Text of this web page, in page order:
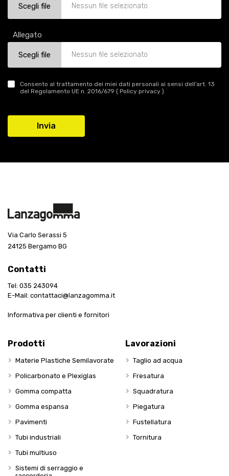
Nessun file selezionato
Scegli file
Allegato
Nessun file selezionato
Scegli file
Consento al trattamento dei miei dati personali ai sensi dell’art. 13
del Regolamento UE n. 2016/679 ( Policy privacy)
Via Carlo Serassi 5
24125 Bergamo BG
Contatti
Tel: 035 243094
E-Mail: contattaci@lanzagomma.it
Informativa per clienti e fornitori
Prodotti
Materie Plastiche Semilavorate
Policarbonato e Plexiglas
Gomma compatta
Gomma espansa
Pavimenti
Tubi industriali
Tubi multiuso
Sistemi di serraggio e
Lavorazioni
Taglio ad acqua
Fresatura
Squadratura
Piegatura
Fustellatura
Tornitura